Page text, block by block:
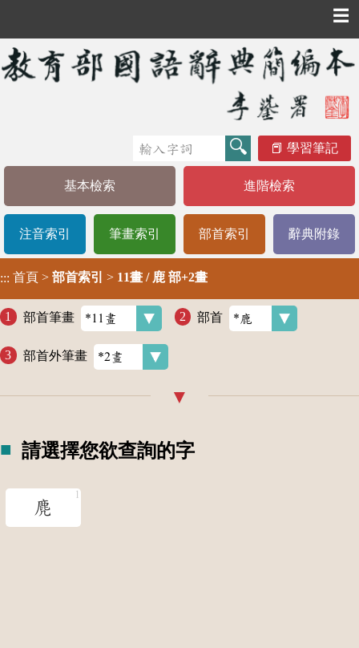
☰
學習筆記
基本檢索 進階檢索
注音索引 筆畫索引 部首索引 辭典附錄
::: 首頁 > 部首索引 > 11畫 / 鹿 部+2畫
部首筆畫 部首
部首外筆畫
請選擇您欲查詢的字
麂